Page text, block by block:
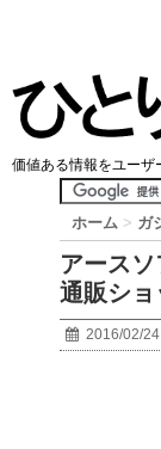
価値ある情報をユーザ
ホーム > ガ
アース
通販ショ
2016/02/24